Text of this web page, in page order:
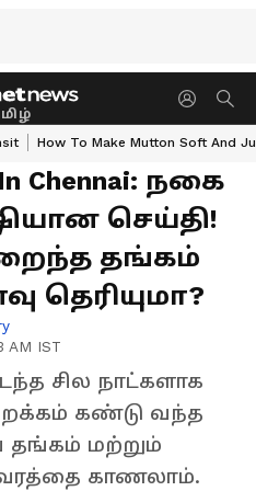
How To Make Mutton Soft And
In Chennai: நகை
செய்தி!
தங்கம்
தெரியுமா?
AM IST
சில நாட்களாக
கண்டு வந்த
மற்றும்
காணலாம்.